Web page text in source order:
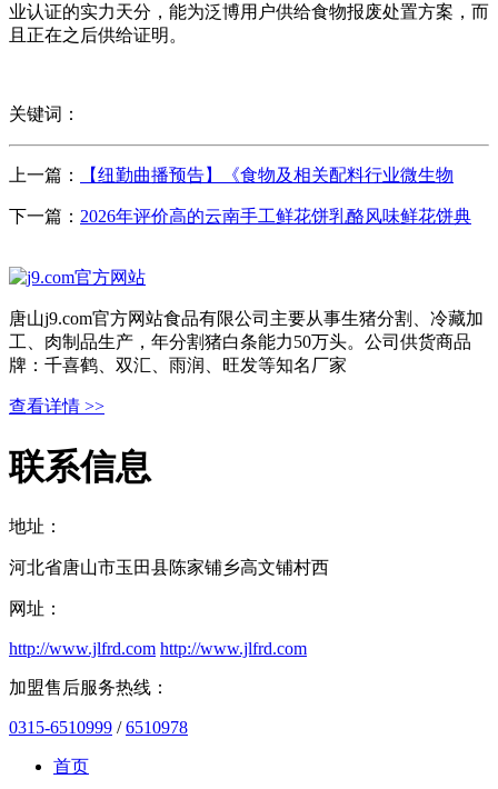
业认证的实力天分，能为泛博用户供给食物报废处置方案，而
且正在之后供给证明。
关键词：
上一篇： 【纽勤曲播预告】《食物及相关配料行业微生物
下一篇： 2026年评价高的云南手工鲜花饼乳酪风味鲜花饼典
唐山j9.com官方网站食品有限公司主要从事生猪分割、冷藏加
工、肉制品生产，年分割猪白条能力50万头。公司供货商品
牌：千喜鹤、双汇、雨润、旺发等知名厂家
查看详情 >>
联系信息
地址：
河北省唐山市玉田县陈家铺乡高文铺村西
网址：
http://www.jlfrd.com http://www.jlfrd.com
加盟售后服务热线：
0315-6510999 /6510978
首页